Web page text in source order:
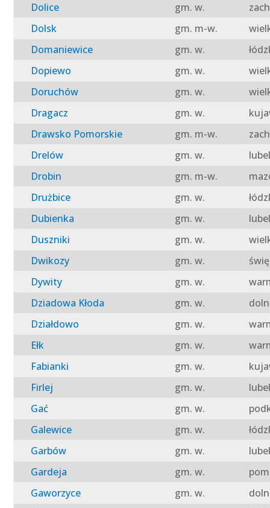
Dolice
gm. w.
Dolsk
gm. m-w.
Domaniewice
gm. w.
Dopiewo
gm. w.
Doruchów
gm. w.
Dragacz
gm. w.
Drawsko Pomorskie
gm. m-w.
Drelów
gm. w.
Drobin
gm. m-w.
Drużbice
gm. w.
Dubienka
gm. w.
Duszniki
gm. w.
Dwikozy
gm. w.
Dywity
gm. w.
Dziadowa Kłoda
gm. w.
Działdowo
gm. w.
Ełk
gm. w.
Fabianki
gm. w.
Firlej
gm. w.
Gać
gm. w.
Galewice
gm. w.
Garbów
gm. w.
Gardeja
gm. w.
Gaworzyce
gm. w.